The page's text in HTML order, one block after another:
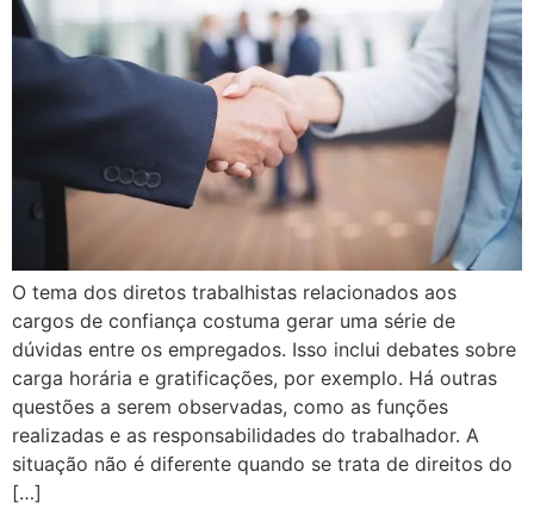
O tema dos diretos trabalhistas relacionados aos
cargos de confiança costuma gerar uma série de
dúvidas entre os empregados. Isso inclui debates sobre
carga horária e gratificações, por exemplo. Há outras
questões a serem observadas, como as funções
realizadas e as responsabilidades do trabalhador. A
situação não é diferente quando se trata de direitos do
[…]